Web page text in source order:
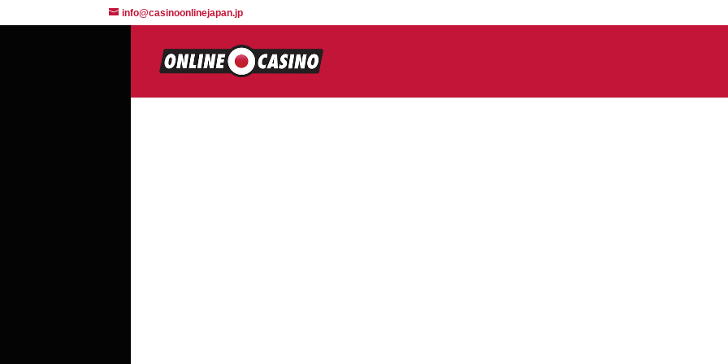
info@casinoonlinejapan.jp